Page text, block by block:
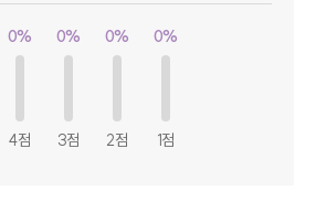
0%
4점
0%
3점
0%
2점
0%
1점